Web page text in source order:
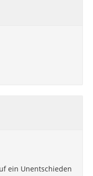
ein Unentschieden